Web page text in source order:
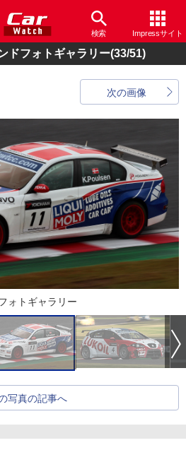
検索 Impressサイト
ドフォトギャラリー(33/51)
次の画像
ォトギャラリー
写真の記事へ